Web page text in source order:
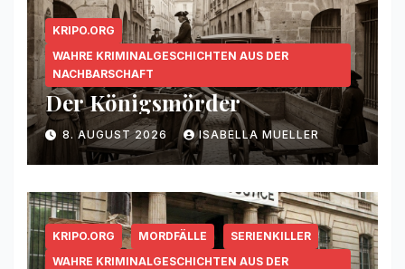
KRIPO.ORG
WAHRE KRIMINALGESCHICHTEN AUS DER
NACHBARSCHAFT
Der Königsmörder
8. AUGUST 2026 ISABELLA MUELLER
KRIPO.ORG MORDFÄLLE
SERIENKILLER
WAHRE KRIMINALGESCHICHTEN AUS DER